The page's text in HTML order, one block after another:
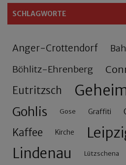
SCHLAGWORTE
Anger-Crottendorf
Böhlitz-Ehrenberg
Eutritzsch
Gohlis Gose Graffiti
Kaffee Kirche
Lindenau Lützschena